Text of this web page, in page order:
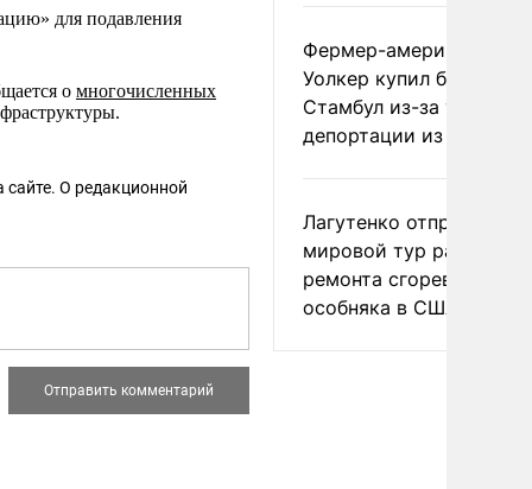
для подавления
о многочисленных
сайте. О редакционной
Фермер-американец
Уолкер купил билет в
Стамбул из-за угрозы
депортации из России
Лагутенко отправился в
мировой тур ради
ремонта сгоревшего
особняка в США